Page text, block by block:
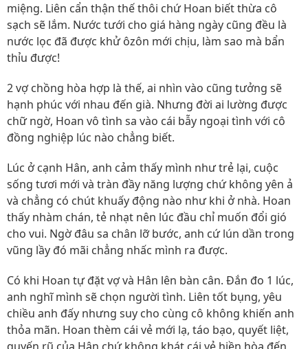
miệng. Liên cẩn thận thế thôi chứ Hoan biết thừa cô
sạch sẽ lắm. Nước tưới cho giá hàng ngày cũng đều là
nước lọc đã được khử ôzôn mới chịu, làm sao mà bẩn
thỉu được!
2 vợ chồng hòa hợp là thế, ai nhìn vào cũng tưởng sẽ
hạnh phúc với nhau đến già. Nhưng đời ai lường được
chữ ngờ, Hoan vô tình sa vào cái bẫy ngoại tình với cô
đồng nghiệp lúc nào chẳng biết.
Lúc ở cạnh Hân, anh cảm thấy mình như trẻ lại, cuộc
sống tươi mới và tràn đầy năng lượng chứ không yên ả
và chẳng có chút khuấy động nào như khi ở nhà. Hoan
thấy nhàm chán, tẻ nhạt nên lúc đầu chỉ muốn đổi gió
cho vui. Ngờ đâu sa chân lỡ bước, anh cứ lún dần trong
vũng lầy đó mãi chẳng nhấc mình ra được.
Có khi Hoan tự đặt vợ và Hân lên bàn cân. Đắn đo 1 lúc,
anh nghĩ mình sẽ chọn người tình. Liên tốt bụng, yêu
chiều anh đấy nhưng suy cho cùng cô không khiến anh
thỏa mãn. Hoan thèm cái vẻ mới lạ, táo bạo, quyết liệt,